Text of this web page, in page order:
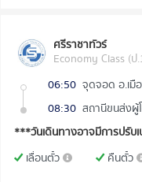
ศรีราชาทัวร์
Economy Class (ป
06:50 จุดจอด อ.เมื
08:30 สถานีขนส่งผู้
***วันเดินทางอาจมีการปรับเ
เลื่อนตั๋ว
คืนตั๋ว